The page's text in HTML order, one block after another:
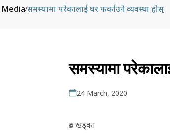
/समस्यामा परेकालाई घर फर्काउने व्यवस्था होस्
समस्यामा
24 March, 2020
रुद्र खड्का